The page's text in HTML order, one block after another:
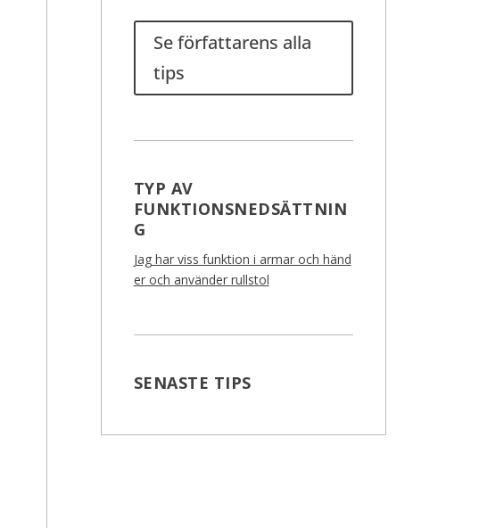
Se författarens alla
tips
TYP AV
FUNKTIONSNEDSÄTTNIN
G
Jag har viss funktion i armar och händ
er och använder rullstol
SENASTE TIPS